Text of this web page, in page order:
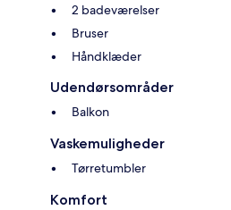
2 badeværelser
Bruser
Håndklæder
Udendørsområder
Balkon
Vaskemuligheder
Tørretumbler
Komfort